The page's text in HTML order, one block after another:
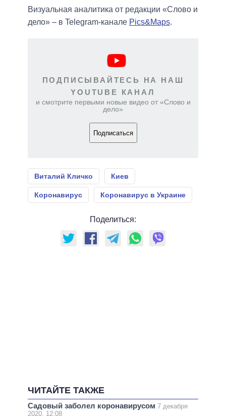
Визуальная аналитика от редакции «Слово и
дело» – в Telegram-канале Pics&Maps.
ПОДПИСЫВАЙТЕСЬ НА НАШ
YOUTUBE КАНАЛ
и смотрите первыми новые видео от «Слово и
дело»
Подписаться
Виталий Кличко Киев
Коронавирус Коронавирус в Украине
Поделиться:
ЧИТАЙТЕ ТАКЖЕ
Садовый заболел коронавирусом 7 декабря
2020, 12:08